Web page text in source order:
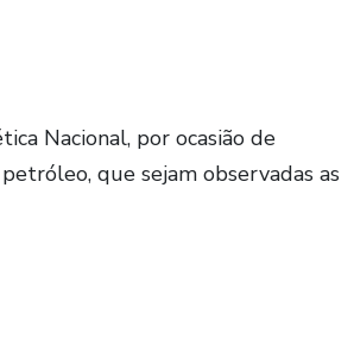
Nacional, por ocasião de
que sejam observadas as